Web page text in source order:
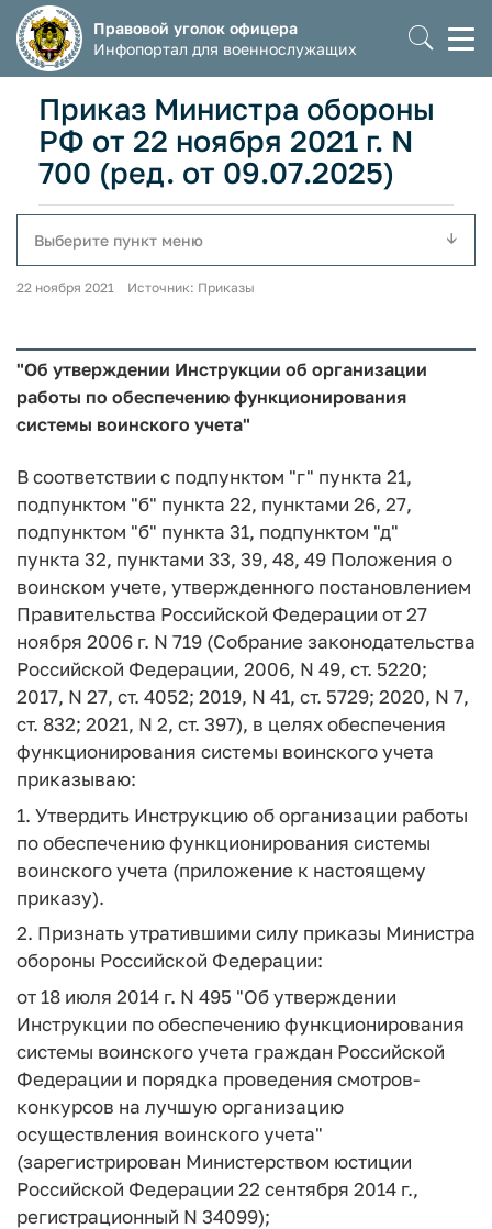
Правовой уголок офицера
Инфопортал для военнослужащих
Приказ Министра обороны
РФ от 22 ноября 2021 г. N
700 (ред. от 09.07.2025)
Выберите пункт меню
22 ноября 2021 Источник: Приказы
"Об утверждении Инструкции об организации
работы по обеспечению функционирования
системы воинского учета"
В соответствии с подпунктом "г" пункта 21,
подпунктом "б" пункта 22, пунктами 26, 27,
подпунктом "б" пункта 31, подпунктом "д"
пункта 32, пунктами 33, 39, 48, 49 Положения о
воинском учете, утвержденного постановлением
Правительства Российской Федерации от 27
ноября 2006 г. N 719 (Собрание законодательства
Российской Федерации, 2006, N 49, ст. 5220;
2017, N 27, ст. 4052; 2019, N 41, ст. 5729; 2020, N 7,
ст. 832; 2021, N 2, ст. 397), в целях обеспечения
функционирования системы воинского учета
приказываю:
1. Утвердить Инструкцию об организации работы
по обеспечению функционирования системы
воинского учета (приложение к настоящему
приказу).
2. Признать утратившими силу приказы Министра
обороны Российской Федерации:
от 18 июля 2014 г. N 495 "Об утверждении
Инструкции по обеспечению функционирования
системы воинского учета граждан Российской
Федерации и порядка проведения смотров-
конкурсов на лучшую организацию
осуществления воинского учета"
(зарегистрирован Министерством юстиции
Российской Федерации 22 сентября 2014 г.,
регистрационный N 34099);